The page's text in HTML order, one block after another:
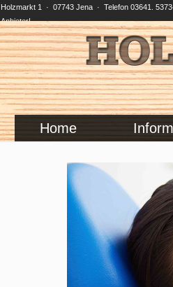
Holzmarkt 1 · 07743 Jena · Telefon 03641.
Anbieter!
Home